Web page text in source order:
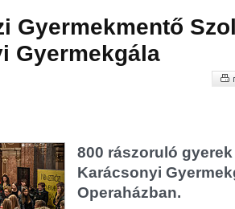
Gyermekmentő
Gyermekgála
800 rászoruló
Karácsonyi
Operaházban.